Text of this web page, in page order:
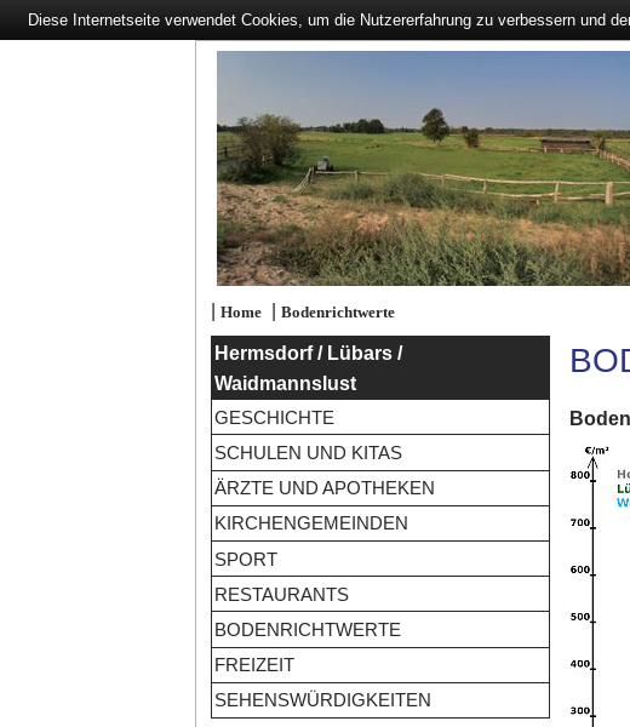
| Home| Bodenrichtwerte
Hermsdorf / Lübars /
Waidmannslust
GESCHICHTE
SCHULEN UND KITAS
ÄRZTE UND APOTHEKEN
KIRCHENGEMEINDEN
SPORT
RESTAURANTS
BODENRICHTWERTE
FREIZEIT
SEHENSWÜRDIGKEITEN
Diese Internetseite verwendet Cookies, um die Nutzererfahrung zu verbessern und